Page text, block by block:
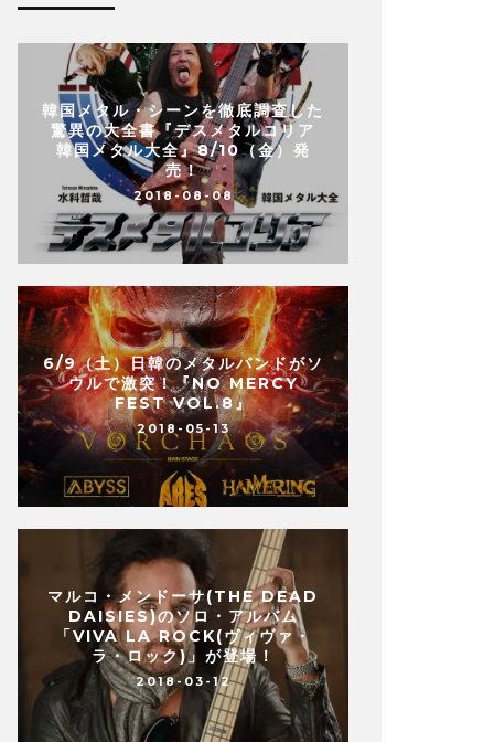
韓国メタル・シーンを徹底調査した
驚異の大全書『デスメタルコリア
韓国メタル大全』8/10（金）発
売！
2018-08-08
6/9（土）日韓のメタルバンドがソ
ウルで激突！『NO MERCY
FEST VOL.8』
2018-05-13
マルコ・メンドーサ(THE DEAD
DAISIES)のソロ・アルバム
「VIVA LA ROCK(ヴィヴァ・
ラ・ロック)」が登場！
2018-03-12